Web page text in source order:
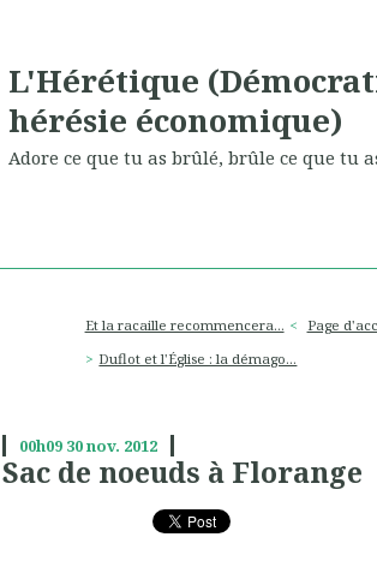
L'Hérétique
hérésie économique)
Adore ce que tu as brûlé, brûle ce que tu
Et la racaille recommencera...
Page
Duflot et l'Église : la démago...
00h09 30nov. 2012
Sac de noeuds à Florange